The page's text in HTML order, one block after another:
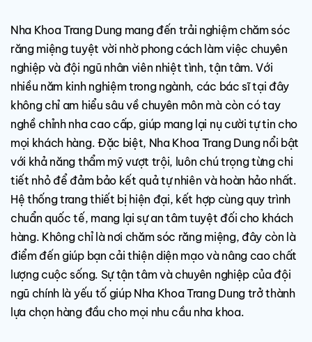
Nha Khoa Trang Dungmang đến trải nghiệm chăm sóc
răng miệng tuyệt vời nhờ phong cách làm việc chuyên
nghiệp và đội ngũ nhân viên nhiệt tình, tận tâm. Với
nhiều năm kinh nghiệm trong ngành, các bác sĩ tại đây
không chỉ am hiểu sâu về chuyên môn mà còn có tay
nghề chỉnh nha cao cấp, giúp mang lại nụ cười tự tin cho
mọi khách hàng. Đặc biệt, Nha Khoa Trang Dung nổi bật
với khả năng thẩm mỹ vượt trội, luôn chú trọng từng chi
tiết nhỏ để đảm bảo kết quả tự nhiên và hoàn hảo nhất.
Hệ thống trang thiết bị hiện đại, kết hợp cùng quy trình
chuẩn quốc tế, mang lại sự an tâm tuyệt đối cho khách
hàng. Không chỉ là nơi chăm sóc răng miệng, đây còn là
điểm đến giúp bạn cải thiện diện mạo và nâng cao chất
lượng cuộc sống. Sự tận tâm và chuyên nghiệp của đội
ngũ chính là yếu tố giúp Nha Khoa Trang Dung trở thành
lựa chọn hàng đầu cho mọi nhu cầu nha khoa.